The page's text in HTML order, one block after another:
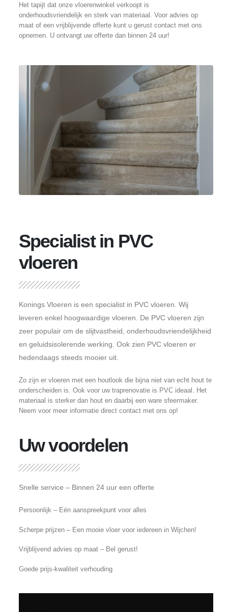
Het tapijt dat onze vloerenwinkel verkoopt is
onderhoudsvriendelijk en sterk van materiaal. Voor advies op
maat of een vrijblijvende offerte kunt u gerust contact met ons
opnemen. U ontvangt uw offerte dan binnen 24 uur!
Specialist in PVC
vloeren
Konings Vloeren is een specialist in PVC vloeren. Wij
leveren enkel hoogwaardige vloeren. De PVC vloeren zijn
zeer populair om de slijtvastheid, onderhoudsvriendelijkheid
en geluidsisolerende werking. Ook zien PVC vloeren er
hedendaags steeds mooier uit.
Zo zijn er vloeren met een houtlook die bijna niet van echt hout te
onderscheiden is. Ook voor uw traprenovatie is PVC ideaal. Het
materiaal is sterker dan hout en daarbij een ware sfeermaker.
Neem voor meer informatie direct contact met ons op!
Uw voordelen
Snelle service – Binnen 24 uur een offerte
Persoonlijk – Eén aanspreekpunt voor alles
Scherpe prijzen – Een mooie vloer voor iedereen in Wijchen!
Vrijblijvend advies op maat – Bel gerust!
Goede prijs-kwaliteit verhouding